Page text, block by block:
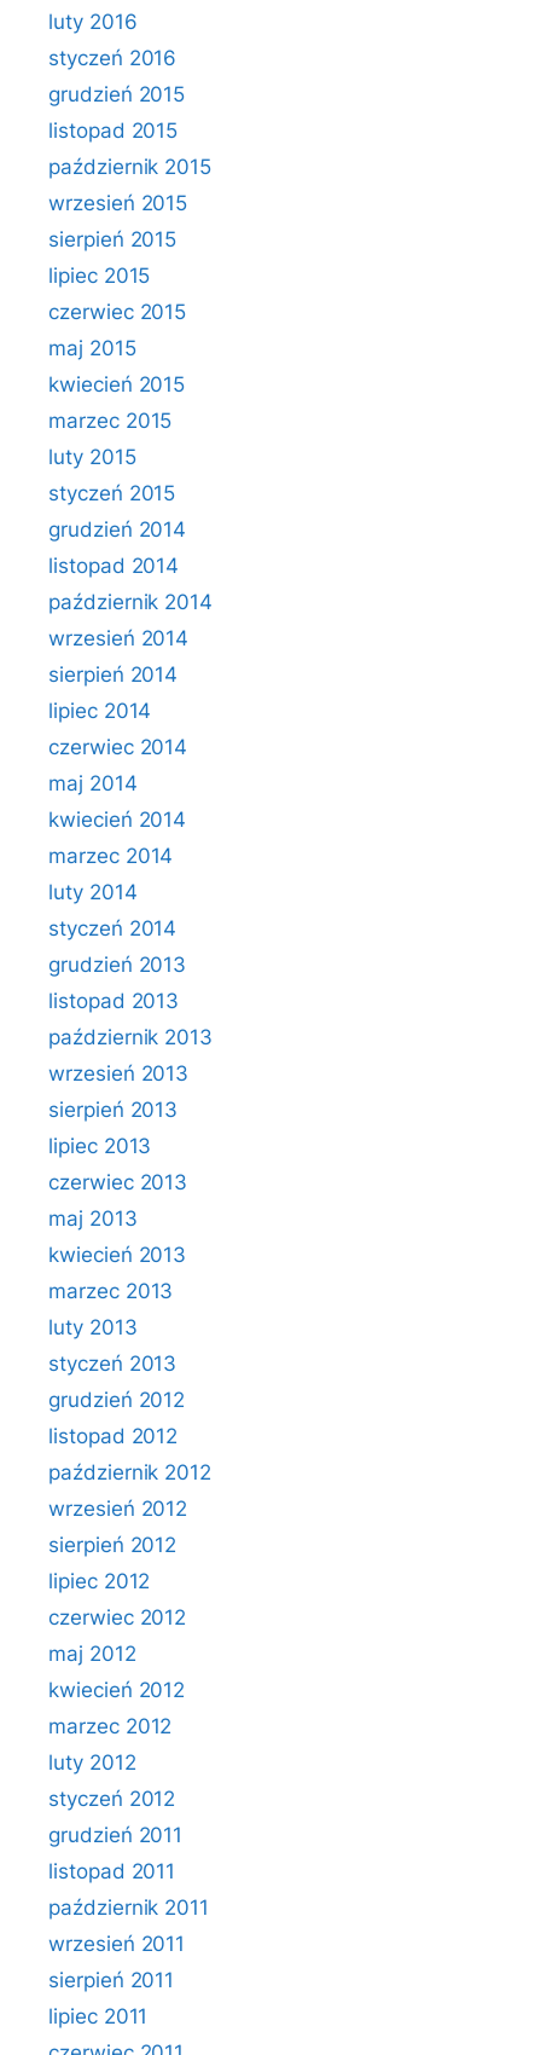
luty 2016
styczeń 2016
grudzień 2015
listopad 2015
październik 2015
wrzesień 2015
sierpień 2015
lipiec 2015
czerwiec 2015
maj 2015
kwiecień 2015
marzec 2015
luty 2015
styczeń 2015
grudzień 2014
listopad 2014
październik 2014
wrzesień 2014
sierpień 2014
lipiec 2014
czerwiec 2014
maj 2014
kwiecień 2014
marzec 2014
luty 2014
styczeń 2014
grudzień 2013
listopad 2013
październik 2013
wrzesień 2013
sierpień 2013
lipiec 2013
czerwiec 2013
maj 2013
kwiecień 2013
marzec 2013
luty 2013
styczeń 2013
grudzień 2012
listopad 2012
październik 2012
wrzesień 2012
sierpień 2012
lipiec 2012
czerwiec 2012
maj 2012
kwiecień 2012
marzec 2012
luty 2012
styczeń 2012
grudzień 2011
listopad 2011
październik 2011
wrzesień 2011
sierpień 2011
lipiec 2011